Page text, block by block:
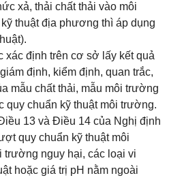
xả, thải chất thải vào môi
thuật địa phương thì áp dụng
xác định trên cơ sở lấy kết quả
định, kiểm định, quan trắc,
mẫu chất thải, mẫu môi trường
quy chuẩn kỹ thuật môi trường.
13 và Điều 14 của Nghị định
quy chuẩn kỹ thuật môi
trường nguy hại, các loại vi
hoặc giá trị pH nằm ngoài